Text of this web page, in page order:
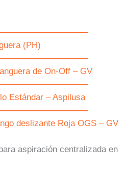
(PH)
de On-Off – GV
Estándar – Aspilusa
deslizante Roja OGS – GV
aspiración centralizada en